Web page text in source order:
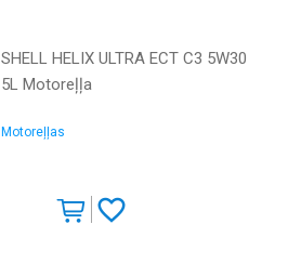
SHELL HELIX ULTRA ECT C3 5W30
5L Motoreļļa
Motoreļļas